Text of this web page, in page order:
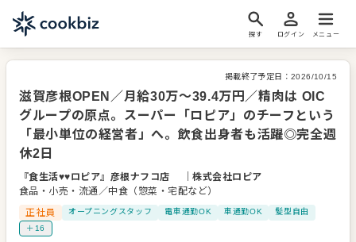
探す ログイン メニュー
掲載終了予定日： 2026/10/15
滋賀彦根OPEN／月給30万～39.4万円／精肉は OIC
グループの原点。スーパー「ロピア」のチーフという
「最小単位の経営者」へ。飲食出身者も活躍◎完全週
休2日
『食生活♥♥ロピア』彦根ナフコ店 ｜株式会社ロピア
食品・小売・流通／中食（惣菜・宅配など）
正社員
オープニングスタッフ 電車通勤OK 車通勤OK
髪型自由
＋16